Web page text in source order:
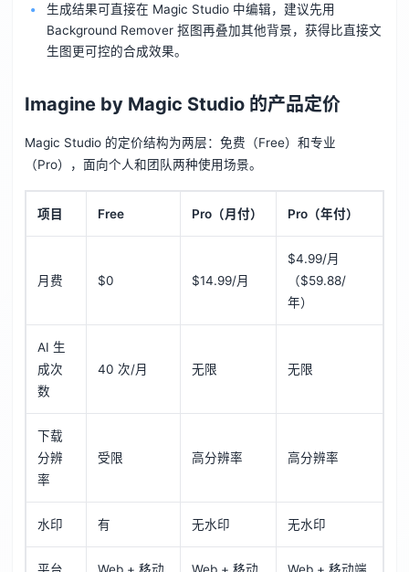
生成结果可直接在 Magic Studio 中编辑，建议先用
Background Remover 抠图再叠加其他背景，获得比直接文
生图更可控的合成效果。
Imagine by Magic Studio 的产品定价
Magic Studio 的定价结构为两层：免费（Free）和专业
（Pro），面向个人和团队两种使用场景。
项目 Free Pro（月付） Pro（年付）
月费 $0 $14.99/月
$4.99/月
（$59.88/
年）
AI 生
成次
数
40 次/月 无限 无限
下载
分辨
率
受限 高分辨率 高分辨率
水印 有 无水印 无水印
平台
Web + 移动
Web + 移动
Web + 移动端